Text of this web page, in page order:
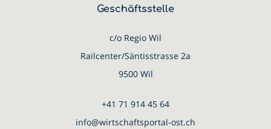
Geschäftsstelle
c/o Regio Wil
Railcenter/Säntisstrasse 2a
9500 Wil
+41 71 914 45 64
info@wirtschaftsportal-ost.ch